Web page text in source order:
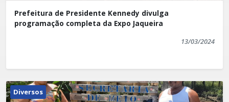
Prefeitura de Presidente Kennedy divulga
programação completa da Expo Jaqueira
13/03/2024
Diversos